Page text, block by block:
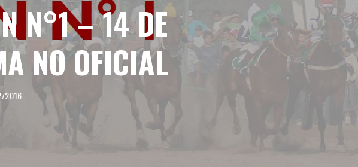
N°1 – 14 DE
NO OFICIAL
2016